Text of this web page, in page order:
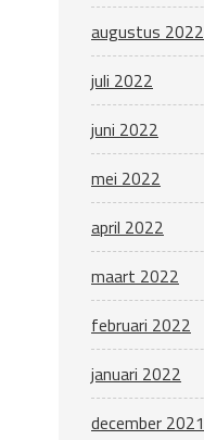
augustus 2022
juli 2022
juni 2022
mei 2022
april 2022
maart 2022
februari 2022
januari 2022
december 2021